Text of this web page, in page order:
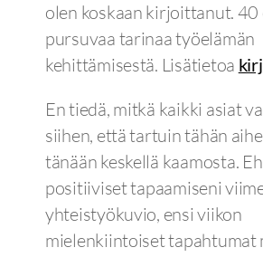
olen koskaan kirjoittanut. 40
pursuvaa tarinaa työelämän
kehittämisestä. Lisätietoa
En tiedä, mitkä kaikki asiat
siihen, että tartuin tähän
tänään keskellä kaamosta.
positiiviset tapaamiseni
yhteistyökuvio, ensi viikon
mielenkiintoiset tapahtumat